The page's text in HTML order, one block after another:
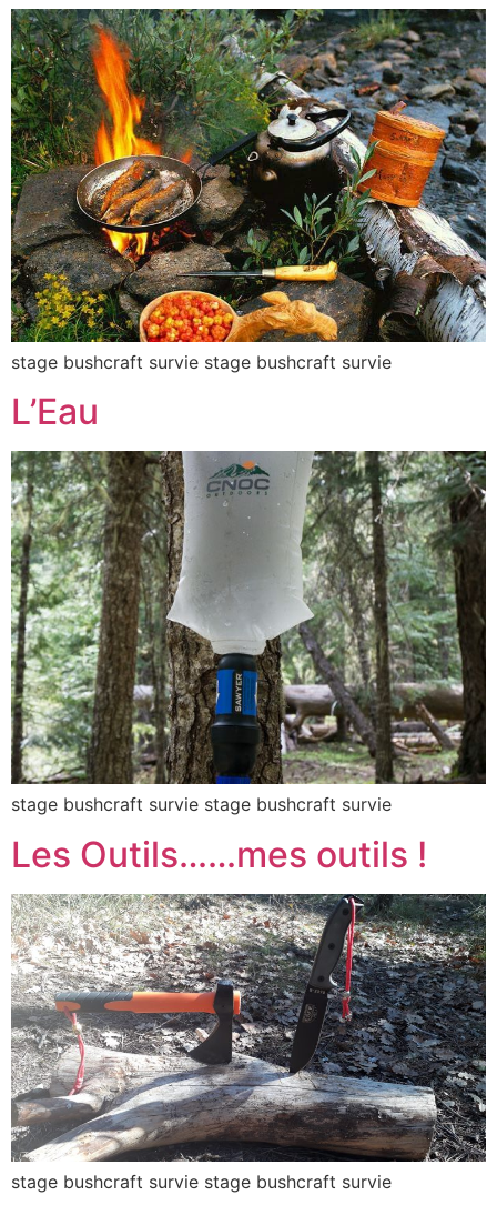
stage bushcraft survie stage bushcraft survie
L’Eau
stage bushcraft survie stage bushcraft survie
Les Outils……mes outils !
stage bushcraft survie stage bushcraft survie